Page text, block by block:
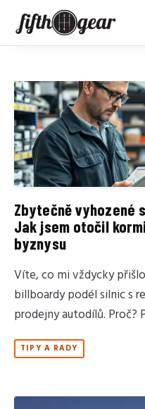
Zbytečně
Jak jsem otočil
byznysu
Víte, co mi vždycky
billboardy podél silnic s
prodejny autodílů. Proč?
TIPY A RADY